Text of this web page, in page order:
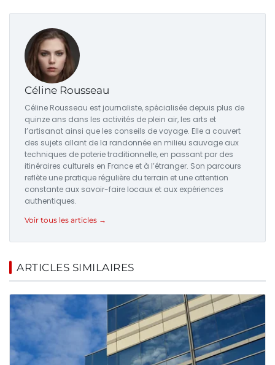
Céline Rousseau
Céline Rousseau est journaliste, spécialisée depuis plus de
quinze ans dans les activités de plein air, les arts et
l’artisanat ainsi que les conseils de voyage. Elle a couvert
des sujets allant de la randonnée en milieu sauvage aux
techniques de poterie traditionnelle, en passant par des
itinéraires culturels en France et à l’étranger. Son parcours
reflète une pratique régulière du terrain et une attention
constante aux savoir-faire locaux et aux expériences
authentiques.
Voir tous les articles →
ARTICLES SIMILAIRES